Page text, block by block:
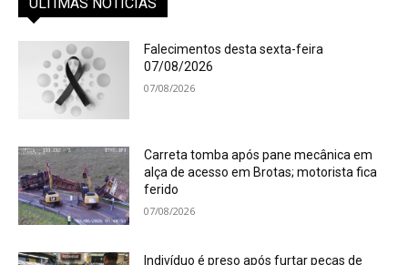
Falecimentos desta sexta-feira
07/08/2026
07/08/2026
Carreta tomba após pane mecânica em
alça de acesso em Brotas; motorista fica
ferido
07/08/2026
Indivíduo é preso após furtar peças de